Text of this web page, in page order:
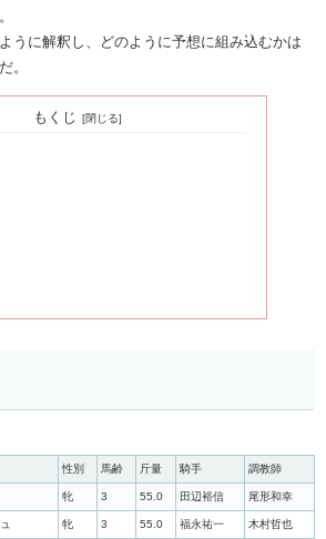
うに解釈し、どのように予想に組み込むかは
。
もくじ
性別 馬齢 斤量 騎手 調教師
牝 3 55.0 田辺裕信 尾形和幸
牝 3 55.0 福永祐一 木村哲也